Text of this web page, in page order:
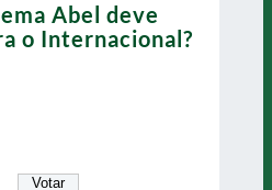
Abel deve
o Internacional?